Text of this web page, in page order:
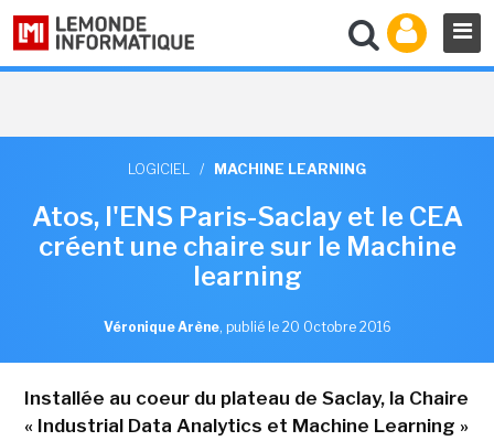
LOGICIEL / MACHINE LEARNING
Atos, l'ENS Paris-Saclay et le CEA
créent une chaire sur le Machine
learning
Véronique Arène, publié le 20 Octobre 2016
Installée au coeur du plateau de Saclay, la Chaire
« Industrial Data Analytics et Machine Learning »